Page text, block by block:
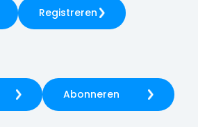
Registreren
Abonneren